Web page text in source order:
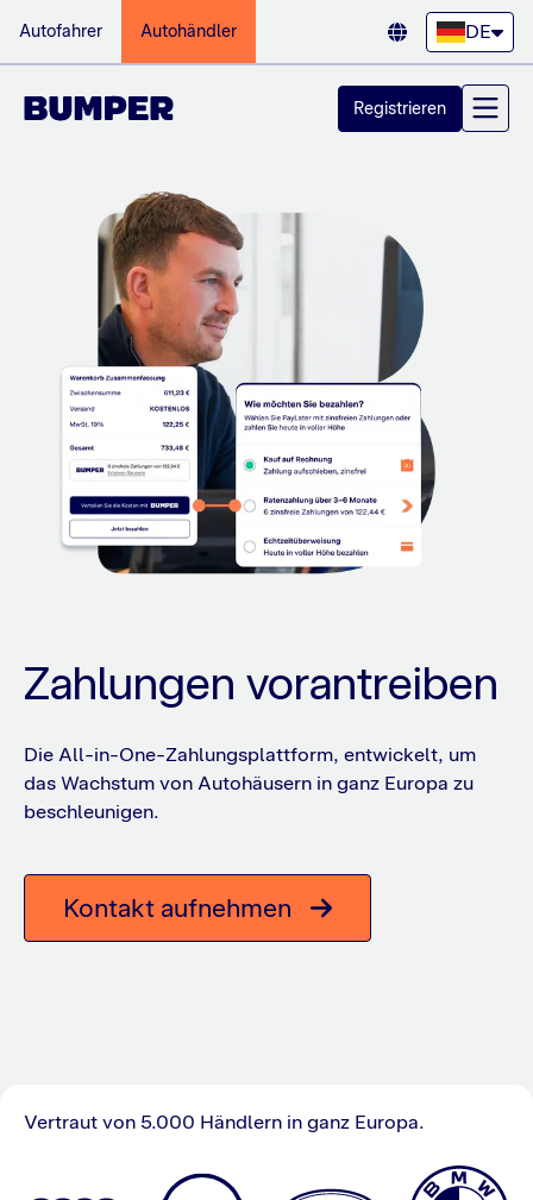
Autofahrer Autohändler DE
Registrieren
Zahlungen vorantreiben
Die All-in-One-Zahlungsplattform, entwickelt, um
das Wachstum von Autohäusern in ganz Europa zu
beschleunigen.
Kontakt aufnehmen
Vertraut von 5.000 Händlern in ganz Europa.